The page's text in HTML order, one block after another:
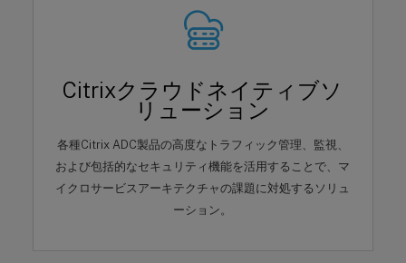
Citrixクラウドネイティブソ
リューション
各種Citrix ADC製品の高度なトラフィック管理、監視、
および包括的なセキュリティ機能を活用することで、マ
イクロサービスアーキテクチャの課題に対処するソリュ
ーション。